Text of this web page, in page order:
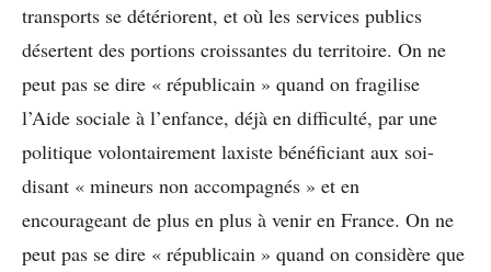
transports se détériorent, et où les services publics
désertent des portions croissantes du territoire. On ne
peut pas se dire « républicain » quand on fragilise
l’Aide sociale à l’enfance, déjà en difficulté, par une
politique volontairement laxiste bénéficiant aux soi-
disant « mineurs non accompagnés » et en
encourageant de plus en plus à venir en France. On ne
peut pas se dire « républicain » quand on considère que